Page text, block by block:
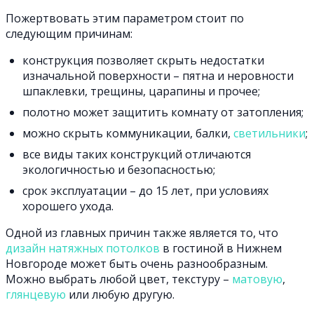
Пожертвовать этим параметром стоит по
следующим причинам:
конструкция позволяет скрыть недостатки
изначальной поверхности – пятна и неровности
шпаклевки, трещины, царапины и прочее;
полотно может защитить комнату от затопления;
можно скрыть коммуникации, балки, светильники;
все виды таких конструкций отличаются
экологичностью и безопасностью;
срок эксплуатации – до 15 лет, при условиях
хорошего ухода.
Одной из главных причин также является то, что
дизайн натяжных потолков в гостиной в Нижнем
Новгороде может быть очень разнообразным.
Можно выбрать любой цвет, текстуру – матовую,
глянцевую или любую другую.